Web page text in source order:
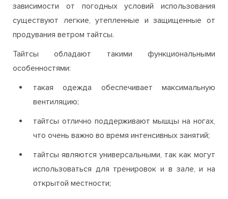
зависимости от погодных условий использования
существуют легкие, утепленные и защищенные от
продувания ветром тайтсы.
Тайтсы обладают такими функциональными
особенностями:
такая одежда обеспечивает максимальную
вентиляцию;
тайтсы отлично поддерживают мышцы на ногах,
что очень важно во время интенсивных занятий;
тайтсы являются универсальными, так как могут
использоваться для тренировок и в зале, и на
открытой местности;